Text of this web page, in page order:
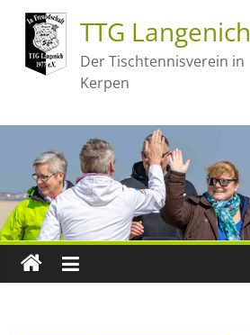
TTG Langenich
Der Tischtennisverein in
Kerpen